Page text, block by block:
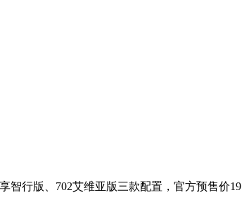
行版、702艾维亚版三款配置，官方预售价